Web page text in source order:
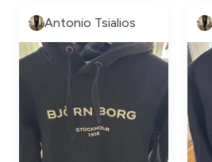
Antonio Tsialios